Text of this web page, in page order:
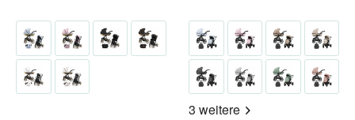
3 weitere